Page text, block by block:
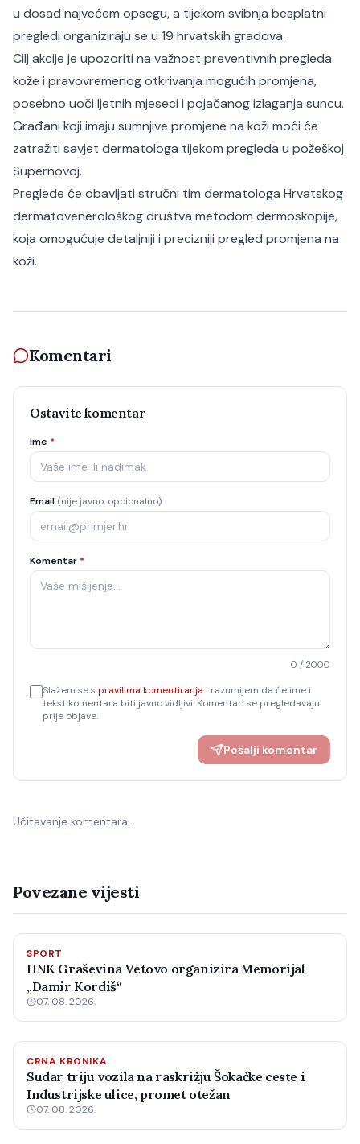
u dosad najvećem opsegu, a tijekom svibnja besplatni
pregledi organiziraju se u 19 hrvatskih gradova.
Cilj akcije je upozoriti na važnost preventivnih pregleda
kože i pravovremenog otkrivanja mogućih promjena,
posebno uoči ljetnih mjeseci i pojačanog izlaganja suncu.
Građani koji imaju sumnjive promjene na koži moći će
zatražiti savjet dermatologa tijekom pregleda u požeškoj
Supernovoj.
Preglede će obavljati stručni tim dermatologa Hrvatskog
dermatovenerološkog društva metodom dermoskopije,
koja omogućuje detaljniji i precizniji pregled promjena na
koži.
Komentari
Ostavite komentar
Ime *
Email (nije javno, opcionalno)
Komentar *
0 / 2000
Slažem se s pravilima komentiranja i razumijem da će ime i
tekst komentara biti javno vidljivi. Komentari se pregledavaju
prije objave.
Pošalji komentar
Učitavanje komentara…
Povezane vijesti
SPORT
HNK Graševina Vetovo organizira Memorijal
„Damir Kordiš“
07. 08. 2026.
CRNA KRONIKA
Sudar triju vozila na raskrižju Šokačke ceste i
Industrijske ulice, promet otežan
07. 08. 2026.